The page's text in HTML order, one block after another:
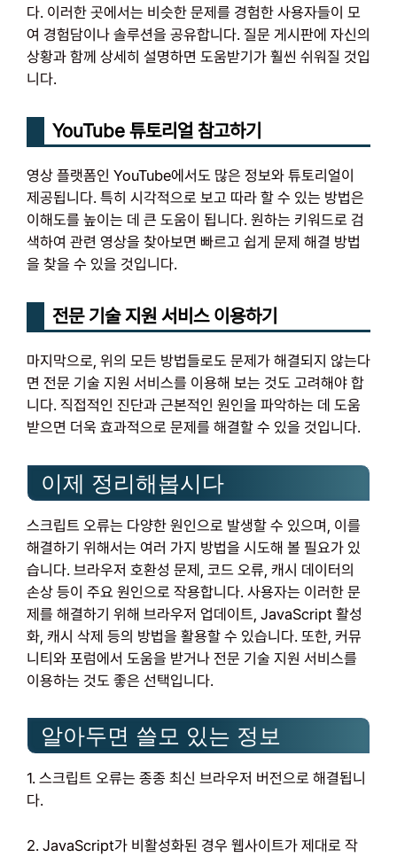
다. 이러한 곳에서는 비슷한 문제를 경험한 사용자들이 모
여 경험담이나 솔루션을 공유합니다. 질문 게시판에 자신의
상황과 함께 상세히 설명하면 도움받기가 훨씬 쉬워질 것입
니다.
YouTube 튜토리얼 참고하기
영상 플랫폼인 YouTube에서도 많은 정보와 튜토리얼이
제공됩니다. 특히 시각적으로 보고 따라 할 수 있는 방법은
이해도를 높이는 데 큰 도움이 됩니다. 원하는 키워드로 검
색하여 관련 영상을 찾아보면 빠르고 쉽게 문제 해결 방법
을 찾을 수 있을 것입니다.
전문 기술 지원 서비스 이용하기
마지막으로, 위의 모든 방법들로도 문제가 해결되지 않는다
면 전문 기술 지원 서비스를 이용해 보는 것도 고려해야 합
니다. 직접적인 진단과 근본적인 원인을 파악하는 데 도움
받으면 더욱 효과적으로 문제를 해결할 수 있을 것입니다.
이제 정리해봅시다
스크립트 오류는 다양한 원인으로 발생할 수 있으며, 이를
해결하기 위해서는 여러 가지 방법을 시도해 볼 필요가 있
습니다. 브라우저 호환성 문제, 코드 오류, 캐시 데이터의
손상 등이 주요 원인으로 작용합니다. 사용자는 이러한 문
제를 해결하기 위해 브라우저 업데이트, JavaScript 활성
화, 캐시 삭제 등의 방법을 활용할 수 있습니다. 또한, 커뮤
니티와 포럼에서 도움을 받거나 전문 기술 지원 서비스를
이용하는 것도 좋은 선택입니다.
알아두면 쓸모 있는 정보
1. 스크립트 오류는 종종 최신 브라우저 버전으로 해결됩니
다.
2. JavaScript가 비활성화된 경우 웹사이트가 제대로 작